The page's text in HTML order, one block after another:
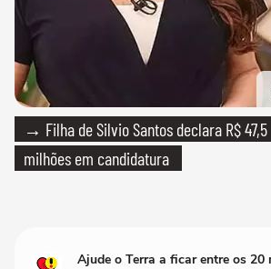
→ Filha de Silvio Santos declara R$ 47,5
milhões em candidatura
Ajude o Terra a ficar entre os 20